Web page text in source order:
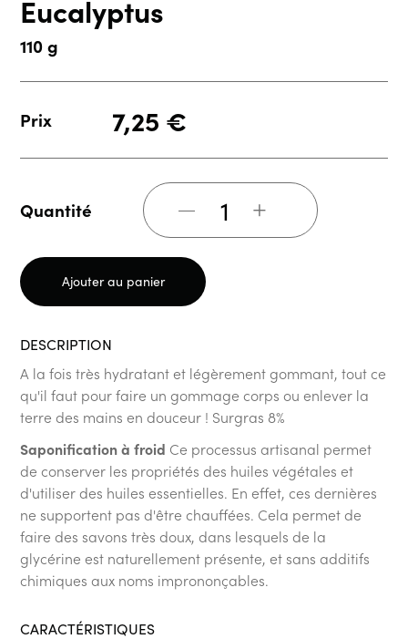
Eucalyptus
110 g
Prix 7,25 €
Quantité +
Ajouter au panier
DESCRIPTION
A la fois très hydratant et légèrement gommant, tout ce
qu'il faut pour faire un gommage corps ou enlever la
terre des mains en douceur ! Surgras 8%
Saponification à froid Ce processus artisanal permet
de conserver les propriétés des huiles végétales et
d'utiliser des huiles essentielles. En effet, ces dernières
ne supportent pas d'être chauffées. Cela permet de
faire des savons très doux, dans lesquels de la
glycérine est naturellement présente, et sans additifs
chimiques aux noms imprononçables.
CARACTÉRISTIQUES